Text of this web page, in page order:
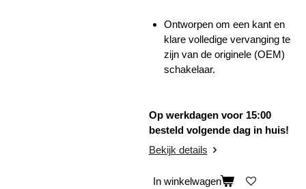
Ontworpen om een kant en
klare volledige vervanging te
zijn van de originele (OEM)
schakelaar.
Op werkdagen voor 15:00
besteld volgende dag in huis!
Bekijk details
In winkelwagen